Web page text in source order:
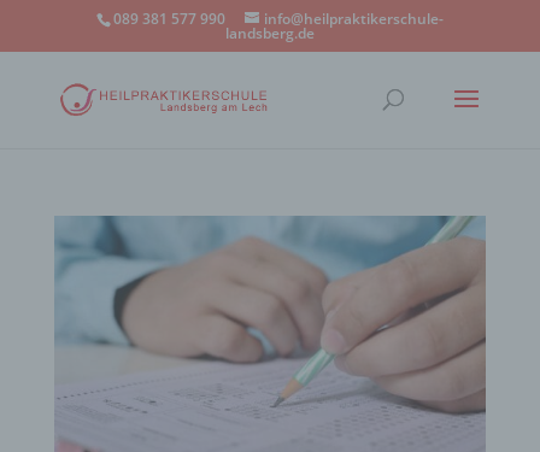
089 381 577 990 info@heilpraktikerschule-
landsberg.de